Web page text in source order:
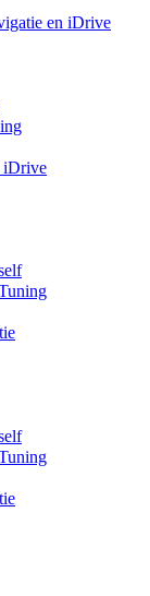
en iDrive